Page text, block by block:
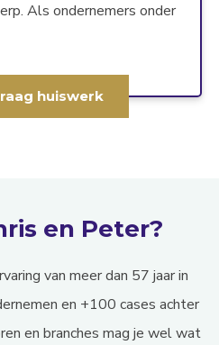
Als ondernemers onder
huiswerk
en Peter?
van meer dan 57 jaar in
en +100 cases achter
en branches mag je wel wat